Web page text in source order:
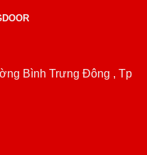
Bình Trưng Đông , Tp